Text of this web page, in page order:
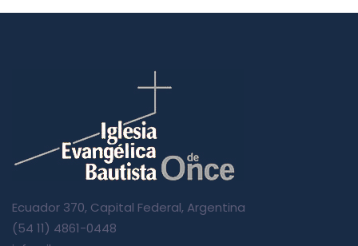
Ecuador 370, Capital Federal, Argentina
(54 11) 4861-0448